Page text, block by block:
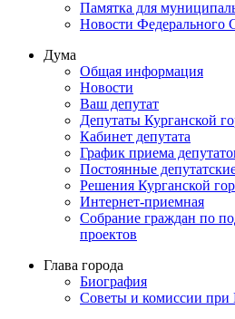
Памятка для
Новости Федерального
Дума
Общая информация
Новости
Ваш депутат
Депутаты Курганской
Кабинет депутата
График приема
Постоянные
Решения Курганской
Интернет-приемная
Собрание граждан по
проектов
Глава города
Биография
Советы и комиссии при